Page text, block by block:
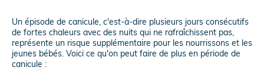
Un épisode de canicule, c'est-à-dire plusieurs jours consécutifs
de fortes chaleurs avec des nuits qui ne rafraîchissent pas,
représente un risque supplémentaire pour les nourrissons et les
jeunes bébés. Voici ce qu'on peut faire de plus en période de
canicule :